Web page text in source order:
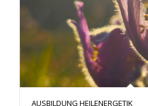
AUSBILDUNG HEILENERGETIK